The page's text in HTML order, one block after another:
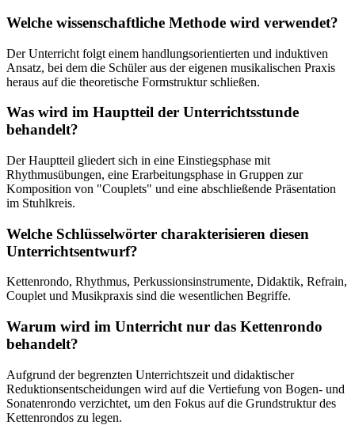
Welche wissenschaftliche Methode wird verwendet?
Der Unterricht folgt einem handlungsorientierten und induktiven
Ansatz, bei dem die Schüler aus der eigenen musikalischen Praxis
heraus auf die theoretische Formstruktur schließen.
Was wird im Hauptteil der Unterrichtsstunde
behandelt?
Der Hauptteil gliedert sich in eine Einstiegsphase mit
Rhythmusübungen, eine Erarbeitungsphase in Gruppen zur
Komposition von "Couplets" und eine abschließende Präsentation
im Stuhlkreis.
Welche Schlüsselwörter charakterisieren diesen
Unterrichtsentwurf?
Kettenrondo, Rhythmus, Perkussionsinstrumente, Didaktik, Refrain,
Couplet und Musikpraxis sind die wesentlichen Begriffe.
Warum wird im Unterricht nur das Kettenrondo
behandelt?
Aufgrund der begrenzten Unterrichtszeit und didaktischer
Reduktionsentscheidungen wird auf die Vertiefung von Bogen- und
Sonatenrondo verzichtet, um den Fokus auf die Grundstruktur des
Kettenrondos zu legen.